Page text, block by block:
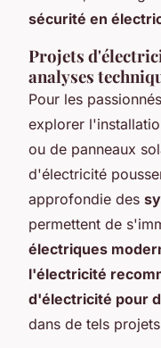
sécurité en
Projets
analyses
Pour les
explorer
ou de panneaux
d'électricité
approfondie des
permettent de
électriques
l'électricité
d'électricité pour
dans de tels